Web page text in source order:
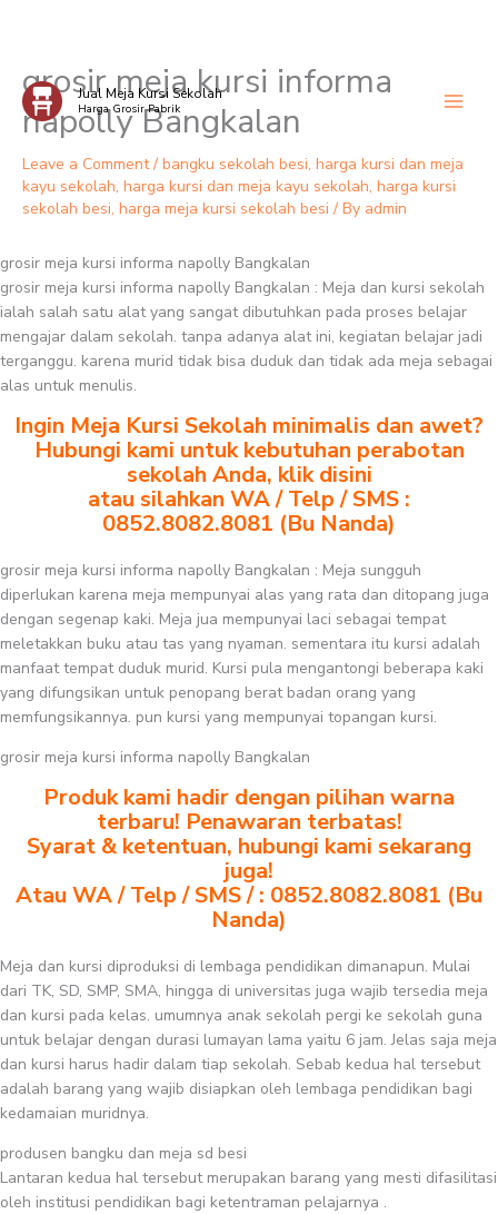
Skip
content
Jual Meja Kursi Sekolah
Harga Grosir Pabrik
grosir meja kursi informa
napolly Bangkalan
Leave a Comment / bangku sekolah besi, harga kursi dan meja
kayu sekolah, harga kursi dan meja kayu sekolah, harga kursi
sekolah besi, harga meja kursi sekolah besi / By admin
grosir meja kursi informa napolly Bangkalan
grosir meja kursi informa napolly Bangkalan : Meja dan kursi sekolah
ialah salah satu alat yang sangat dibutuhkan pada proses belajar
mengajar dalam sekolah. tanpa adanya alat ini, kegiatan belajar jadi
terganggu. karena murid tidak bisa duduk dan tidak ada meja sebagai
alas untuk menulis.
Ingin Meja Kursi Sekolah minimalis dan awet?
Hubungi kami untuk kebutuhan perabotan
sekolah Anda, klik disini
atau silahkan WA / Telp / SMS :
0852.8082.8081 (Bu Nanda)
grosir meja kursi informa napolly Bangkalan : Meja sungguh
diperlukan karena meja mempunyai alas yang rata dan ditopang juga
dengan segenap kaki. Meja jua mempunyai laci sebagai tempat
meletakkan buku atau tas yang nyaman. sementara itu kursi adalah
manfaat tempat duduk murid. Kursi pula mengantongi beberapa kaki
yang difungsikan untuk penopang berat badan orang yang
memfungsikannya. pun kursi yang mempunyai topangan kursi.
grosir meja kursi informa napolly Bangkalan
Produk kami hadir dengan pilihan warna
terbaru! Penawaran terbatas!
Syarat & ketentuan, hubungi kami sekarang
juga!
Atau WA / Telp / SMS / : 0852.8082.8081 (Bu
Nanda)
Meja dan kursi diproduksi di lembaga pendidikan dimanapun. Mulai
dari TK, SD, SMP, SMA, hingga di universitas juga wajib tersedia meja
dan kursi pada kelas. umumnya anak sekolah pergi ke sekolah guna
untuk belajar dengan durasi lumayan lama yaitu 6 jam. Jelas saja meja
dan kursi harus hadir dalam tiap sekolah. Sebab kedua hal tersebut
adalah barang yang wajib disiapkan oleh lembaga pendidikan bagi
kedamaian muridnya.
produsen bangku dan meja sd besi
Lantaran kedua hal tersebut merupakan barang yang mesti difasilitasi
oleh institusi pendidikan bagi ketentraman pelajarnya .